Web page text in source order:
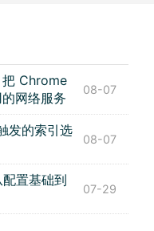
Chrome
网络服务
08-07
发的索引选
08-07
置基础到
07-29